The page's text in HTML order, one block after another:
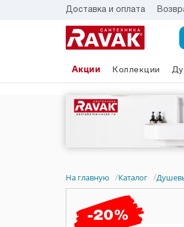
Доставка и оплата
Акции Коллекции
На главную /Каталог /
-20%